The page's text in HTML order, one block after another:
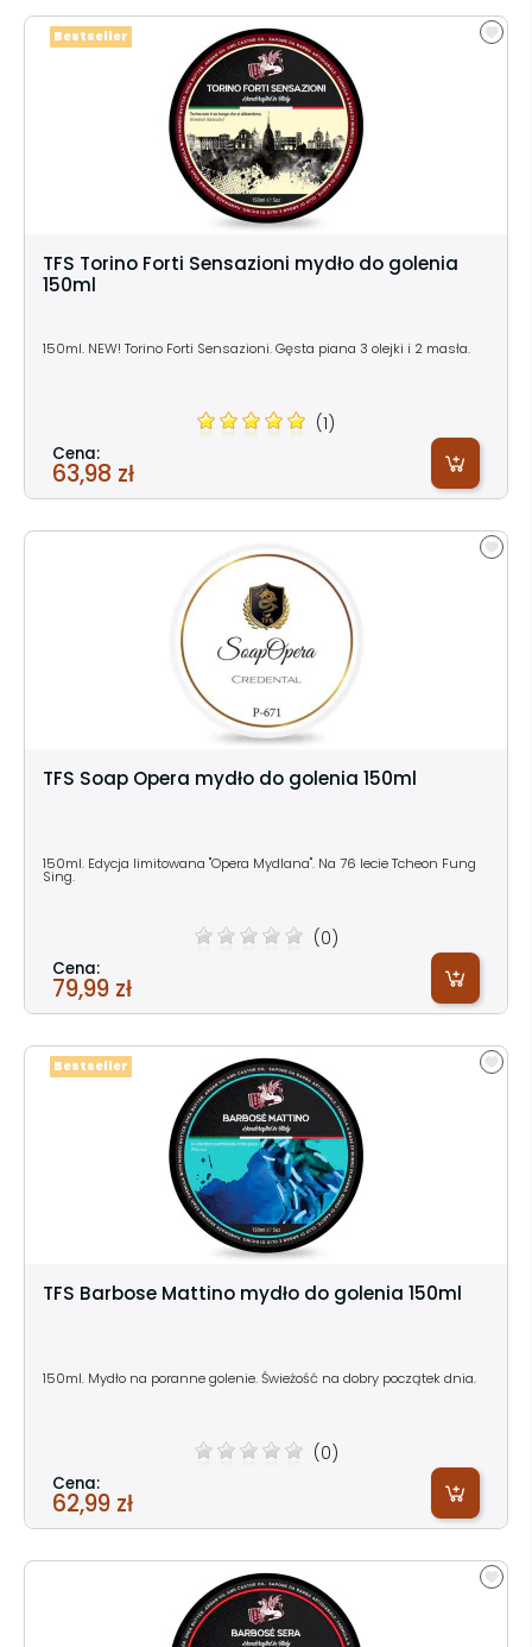
TFS Torino Forti Sensazioni mydło do golenia
150ml
150ml. NEW! Torino Forti Sensazioni. Gęsta piana 3 olejki i 2 masła.
(1)
Cena:
63,98 zł
Bestseller
TFS Soap Opera mydło do golenia 150ml
150ml. Edycja limitowana "Opera Mydlana". Na 76 lecie Tcheon Fung
Sing.
(0)
Cena:
79,99 zł
TFS Barbose Mattino mydło do golenia 150ml
150ml. Mydło na poranne golenie. Świeżość na dobry początek dnia.
(0)
Cena:
62,99 zł
Bestseller